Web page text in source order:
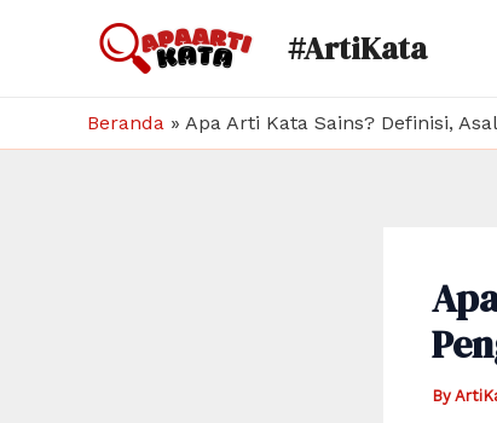
#ArtiKata
Beranda » Apa Arti Kata Sains? Definisi,
By